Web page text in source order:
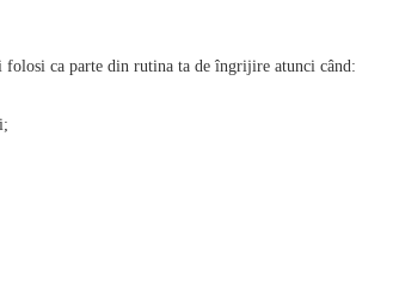
ca parte din rutina ta de îngrijire atunci când: